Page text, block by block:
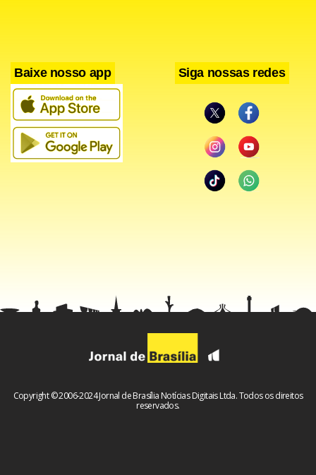
Baixe nosso app Siga nossas redes
Copyright © 2006-2024 Jornal de Brasília Notícias Digitais Ltda. Todos os direitos
reservados.